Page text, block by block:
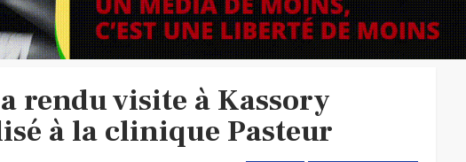
rendu visite à Kassory
à la clinique Pasteur